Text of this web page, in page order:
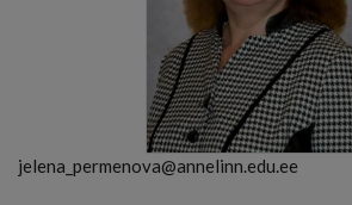
jelena_permenova@annelinn.edu.ee